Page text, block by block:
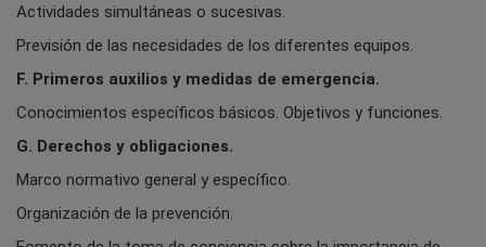
Actividades simultáneas o sucesivas.
Previsión de las necesidades de los diferentes equipos.
F. Primeros auxilios y medidas de emergencia.
Conocimientos específicos básicos. Objetivos y funciones.
G. Derechos y obligaciones.
Marco normativo general y específico.
Organización de la prevención.